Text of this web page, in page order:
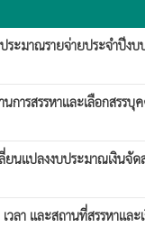
ประมาณรายจ่ายประจำปีง
นการสรรหาและเลือกสร
ลี่ยนแปลงงบประมาณเงิน
วลา และสถานที่สรรหาแ